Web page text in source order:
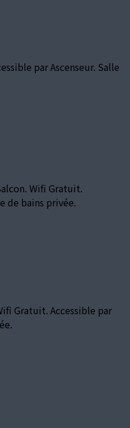
par Ascenseur. Salle
Wifi Gratuit.
de bains privée.
Gratuit. Accessible par